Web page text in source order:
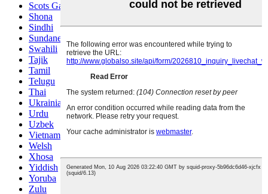
Scots Gaelic
Shona
Sindhi
Sundanese
Swahili
Tajik
Tamil
Telugu
Thai
Ukrainian
Urdu
Uzbek
Vietnamese
Welsh
Xhosa
Yiddish
Yoruba
Zulu